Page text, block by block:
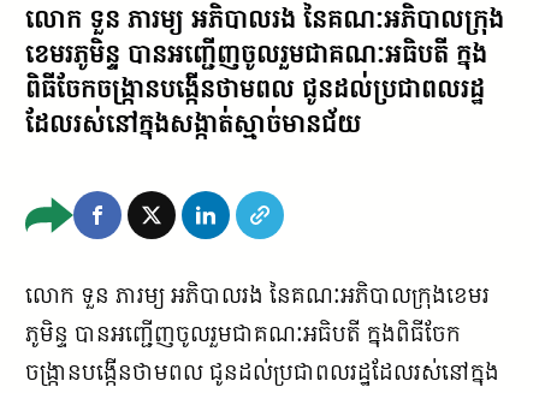
លោក ទួន ភារម្យ អភិបាលរង នៃគណៈអភិបាលក្រុង
ខេមរភូមិន្ទ បានអញ្ជើញចូលរួមជាគណៈអធិបតី ក្នុង
ពិធីចែកចង្ក្រានបង្កើនថាមពល ជូនដល់ប្រជាពលរដ្ឋ
ដែលរស់នៅក្នុងសង្កាត់ស្មាច់មានជ័យ
លោក ទួន ភារម្យ អភិបាលរង នៃគណៈអភិបាលក្រុងខេមរ
ភូមិន្ទ បានអញ្ជើញចូលរួមជាគណៈអធិបតី ក្នុងពិធីចែក
ចង្ក្រានបង្កើនថាមពល ជូនដល់ប្រជាពលរដ្ឋដែលរស់នៅក្នុង